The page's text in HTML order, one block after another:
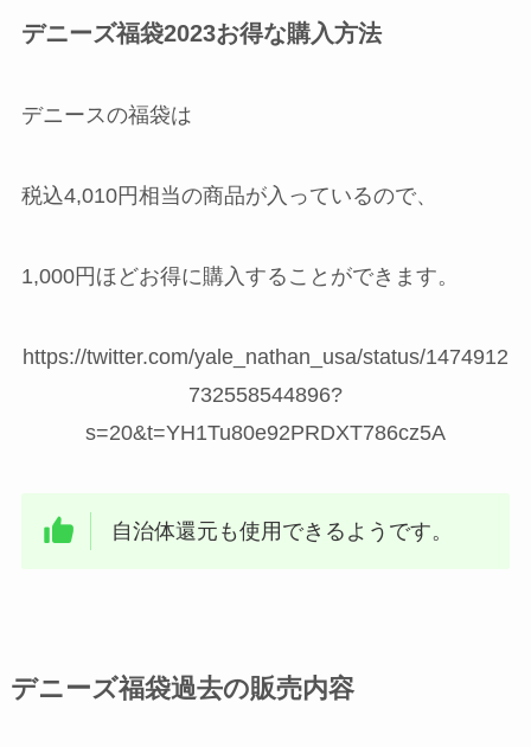
デニーズ福袋2023お得な購入方法
デニースの福袋は
税込4,010円相当の商品が入っているので、
1,000円ほどお得に購入することができます。
https://twitter.com/yale_nathan_usa/status/1474912
732558544896?
s=20&t=YH1Tu80e92PRDXT786cz5A
自治体還元も使用できるようです。
デニーズ福袋過去の販売内容